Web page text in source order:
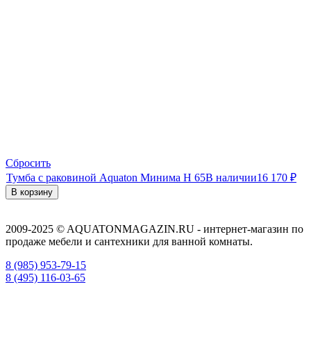
Сбросить
Тумба с раковиной Aquaton Минима Н 65В наличии16 170 ₽
В корзину
2009-2025 © AQUATONMAGAZIN.RU - интернет-магазин по
продаже мебели и сантехники для ванной комнаты.
8 (985) 953-79-15
8 (495) 116-03-65